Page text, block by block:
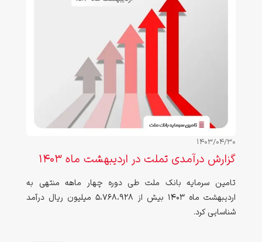
1403/04/30
گزارش درآمدی تملت در اردیبهشت ماه ۱۴۰3
تامین سرمایه بانک ملت طی دوره چهار ماهه منتهی به
اردیبهشت ماه ۱۴۰3 بیش از 5،768،928 میلیون ریال درآمد
شناسایی کرد.